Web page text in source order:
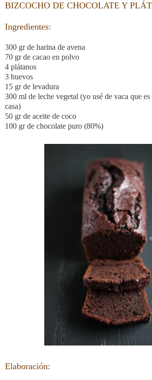
BIZCOCHO DE CHOCOLATE Y
Ingredientes:
300 gr de harina de avena
70 gr de cacao en polvo
4 plátanos
3 huevos
15 gr de levadura
300 ml de leche vegetal (yo usé de vaca que
casa)
50 gr de aceite de coco
100 gr de chocolate puro (80%)
Elaboración: